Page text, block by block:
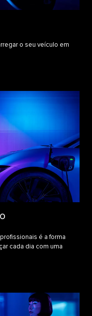
o seu veículo em
é a forma
cada dia com uma